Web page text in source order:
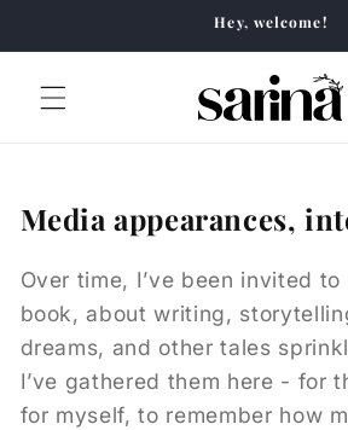
Hey, welcome!
Media appearances,
Over time, I’ve been invited
book, about writing,
dreams, and other tales
I’ve gathered them here - for
for myself, to remember how